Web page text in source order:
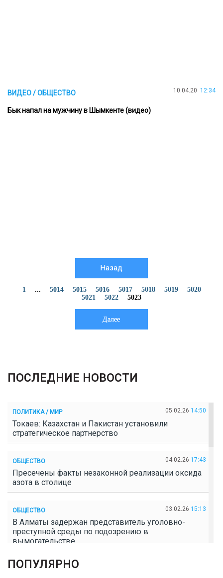
ВИДЕО / ОБЩЕСТВО 10.04.20 12:34
Бык напал на мужчину в Шымкенте (видео)
Назад
1 ... 5014 5015 5016 5017 5018 5019
5020
5021
5022 5023
Далее
ПОСЛЕДНИЕ НОВОСТИ
ПОЛИТИКА / МИР 05.02.26 14:50
Токаев: Казахстан и Пакистан установили
стратегическое партнерство
ОБЩЕСТВО 04.02.26 17:43
Пресечены факты незаконной реализации оксида
азота в столице
ОБЩЕСТВО 03.02.26 15:13
В Алматы задержан представитель уголовно-
преступной среды по подозрению в
вымогательстве
ОБЩЕСТВО
ПОПУЛЯРНО